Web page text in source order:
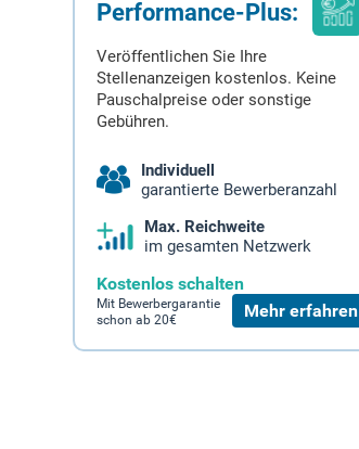
Performance-Plus:
Veröffentlichen Sie Ihre
Stellenanzeigen kostenlos. Keine
Pauschalpreise oder sonstige
Gebühren.
Individuell
garantierte Bewerberanzahl
Max. Reichweite
im gesamten Netzwerk
Kostenlos schalten
Mit Bewerbergarantie
schon ab 20€
Mehr erfahren